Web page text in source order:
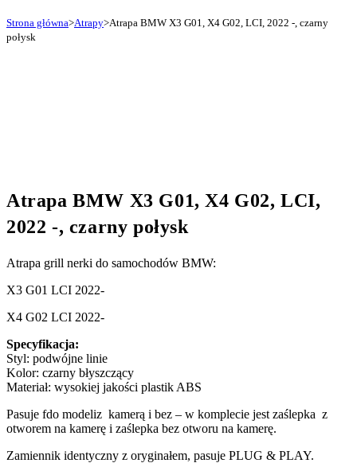
Strona główna>Atrapy>Atrapa BMW X3 G01, X4 G02, LCI, 2022 -, czarny
połysk
Atrapa BMW X3 G01, X4 G02, LCI,
2022 -, czarny połysk
Atrapa grill nerki do samochodów BMW:
X3 G01 LCI 2022-
X4 G02 LCI 2022-
Specyfikacja:
Styl: podwójne linie
Kolor: czarny błyszczący
Materiał: wysokiej jakości plastik ABS
Pasuje fdo modeliz kamerą i bez – w komplecie jest zaślepka z
otworem na kamerę i zaślepka bez otworu na kamerę.
Zamiennik identyczny z oryginałem, pasuje PLUG & PLAY.